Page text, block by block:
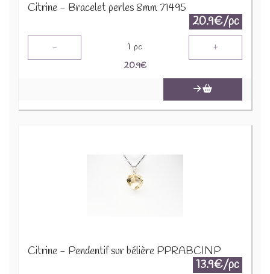
Citrine - Bracelet perles 8mm 71495
20.9€/pc
- 1 pc +
20.9€
Citrine - Pendentif sur bélière PPRABCINP
13.9€/pc